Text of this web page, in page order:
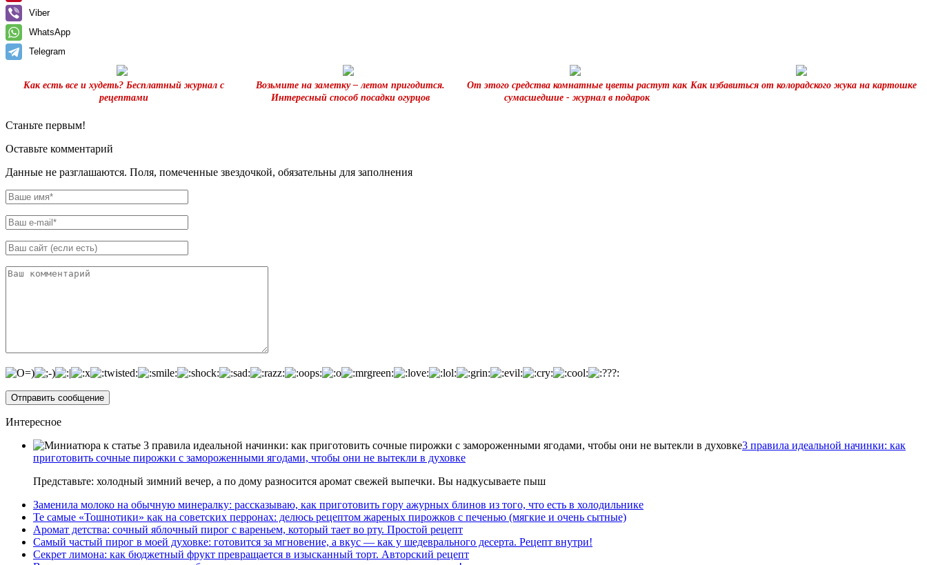
Viber
WhatsApp
Telegram
Как есть все и худеть? Бесплатный журнал с
рецептами
Возьмите на заметку – летом пригодится.
Интересный способ посадки огурцов
От этого средства комнатные цветы растут как
сумасшедшие - журнал в подарок
Как избавиться от колорадского жука на картошке
Станьте первым!
Оставьте комментарий
Данные не разглашаются. Поля, помеченные звездочкой, обязательны для заполнения
Интересное
3 правила идеальной начинки: как
приготовить сочные пирожки с замороженными ягодами, чтобы они не вытекли в духовке
Представьте: холодный зимний вечер, а по дому разносится аромат свежей выпечки. Вы надкусываете пыш
Заменила молоко на обычную минералку: рассказываю, как приготовить гору ажурных блинов из того, что есть в холодильнике
Те самые «Тошнотики» как на советских перронах: делюсь рецептом жареных пирожков с печенью (мягкие и очень сытные)
Аромат детства: сочный яблочный пирог с вареньем, который тает во рту. Простой рецепт
Самый частый пирог в моей духовке: готовится за мгновение, а вкус — как у шедеврального десерта. Рецепт внутри!
Секрет лимона: как бюджетный фрукт превращается в изысканный торт. Авторский рецепт